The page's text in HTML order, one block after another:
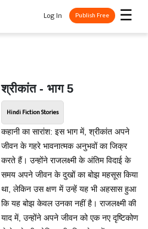
☰
Log In Publish Free
श्रीकांत - भाग 5
Hindi Fiction Stories
कहानी का सारांश: इस भाग में, श्रीकांत अपने
जीवन के गहरे भावनात्मक अनुभवों का जिक्र
करते हैं। उन्होंने राजलक्ष्मी के अंतिम विदाई के
समय अपने जीवन के दुखों का बोझ महसूस किया
था, लेकिन उस क्षण में उन्हें यह भी अहसास हुआ
कि यह बोझ केवल उनका नहीं है। राजलक्ष्मी की
याद में, उन्होंने अपने जीवन को एक नए दृष्टिकोण